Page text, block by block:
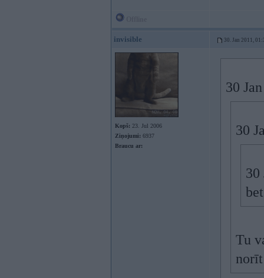
invisible 30. Jan 2011,
Kopš: 23. Jul 2006
Ziņojumi: 6937
Braucu ar:
30
30
30
Tu